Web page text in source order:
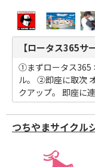
【ロータス365サ
①まずロータス365
ル。 ②即座に取次
クアップ。 即座に
つちやまサイクル